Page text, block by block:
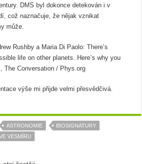
DMS byl dokonce detekován i v
což naznačuje, že nějak vznikat
může.
Rushby a Maria Di Paolo: There’s
life on other planets. Here’s why you
The Conversation / Phys.org
výše mi přijde velmi přesvědčivá.
ASTRONOMIE
BIOSIGNATURY
VESMÍRU